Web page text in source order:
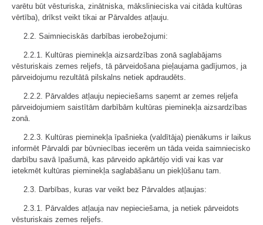
varētu būt vēsturiska, zinātniska, mākslinieciska vai citāda kultūras
vērtība), drīkst veikt tikai ar Pārvaldes atļauju.
2.2. Saimnieciskās darbības ierobežojumi:
2.2.1. Kultūras pieminekļa aizsardzības zonā saglabājams
vēsturiskais zemes reljefs, tā pārveidošana pieļaujama gadījumos, ja
pārveidojumu rezultātā pilskalns netiek apdraudēts.
2.2.2. Pārvaldes atļauju nepieciešams saņemt ar zemes reljefa
pārveidojumiem saistītām darbībām kultūras pieminekļa aizsardzības
zonā.
2.2.3. Kultūras pieminekļa īpašnieka (valdītāja) pienākums ir laikus
informēt Pārvaldi par būvniecības iecerēm un tāda veida saimniecisko
darbību savā īpašumā, kas pārveido apkārtējo vidi vai kas var
ietekmēt kultūras pieminekļa saglabāšanu un piekļūšanu tam.
2.3. Darbības, kuras var veikt bez Pārvaldes atļaujas:
2.3.1. Pārvaldes atļauja nav nepieciešama, ja netiek pārveidots
vēsturiskais zemes reljefs.